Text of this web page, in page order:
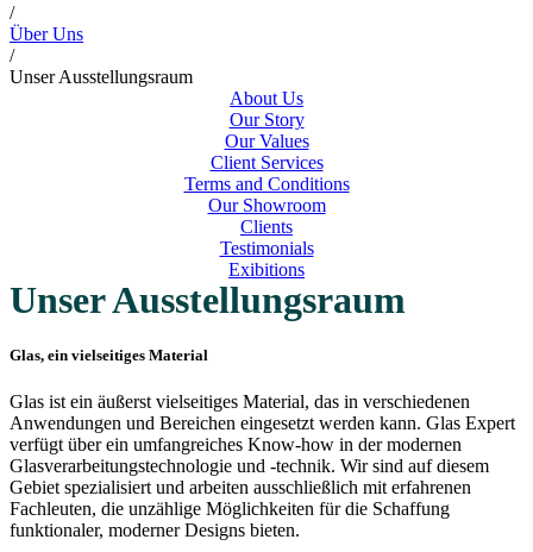
/
Über Uns
/
Unser Ausstellungsraum
About Us
Our Story
Our Values
Client Services
Terms and Conditions
Our Showroom
Clients
Testimonials
Exibitions
Unser Ausstellungsraum
Glas, ein vielseitiges Material
Glas ist ein äußerst vielseitiges Material, das in verschiedenen
Anwendungen und Bereichen eingesetzt werden kann. Glas Expert
verfügt über ein umfangreiches Know-how in der modernen
Glasverarbeitungstechnologie und -technik. Wir sind auf diesem
Gebiet spezialisiert und arbeiten ausschließlich mit erfahrenen
Fachleuten, die unzählige Möglichkeiten für die Schaffung
funktionaler, moderner Designs bieten.